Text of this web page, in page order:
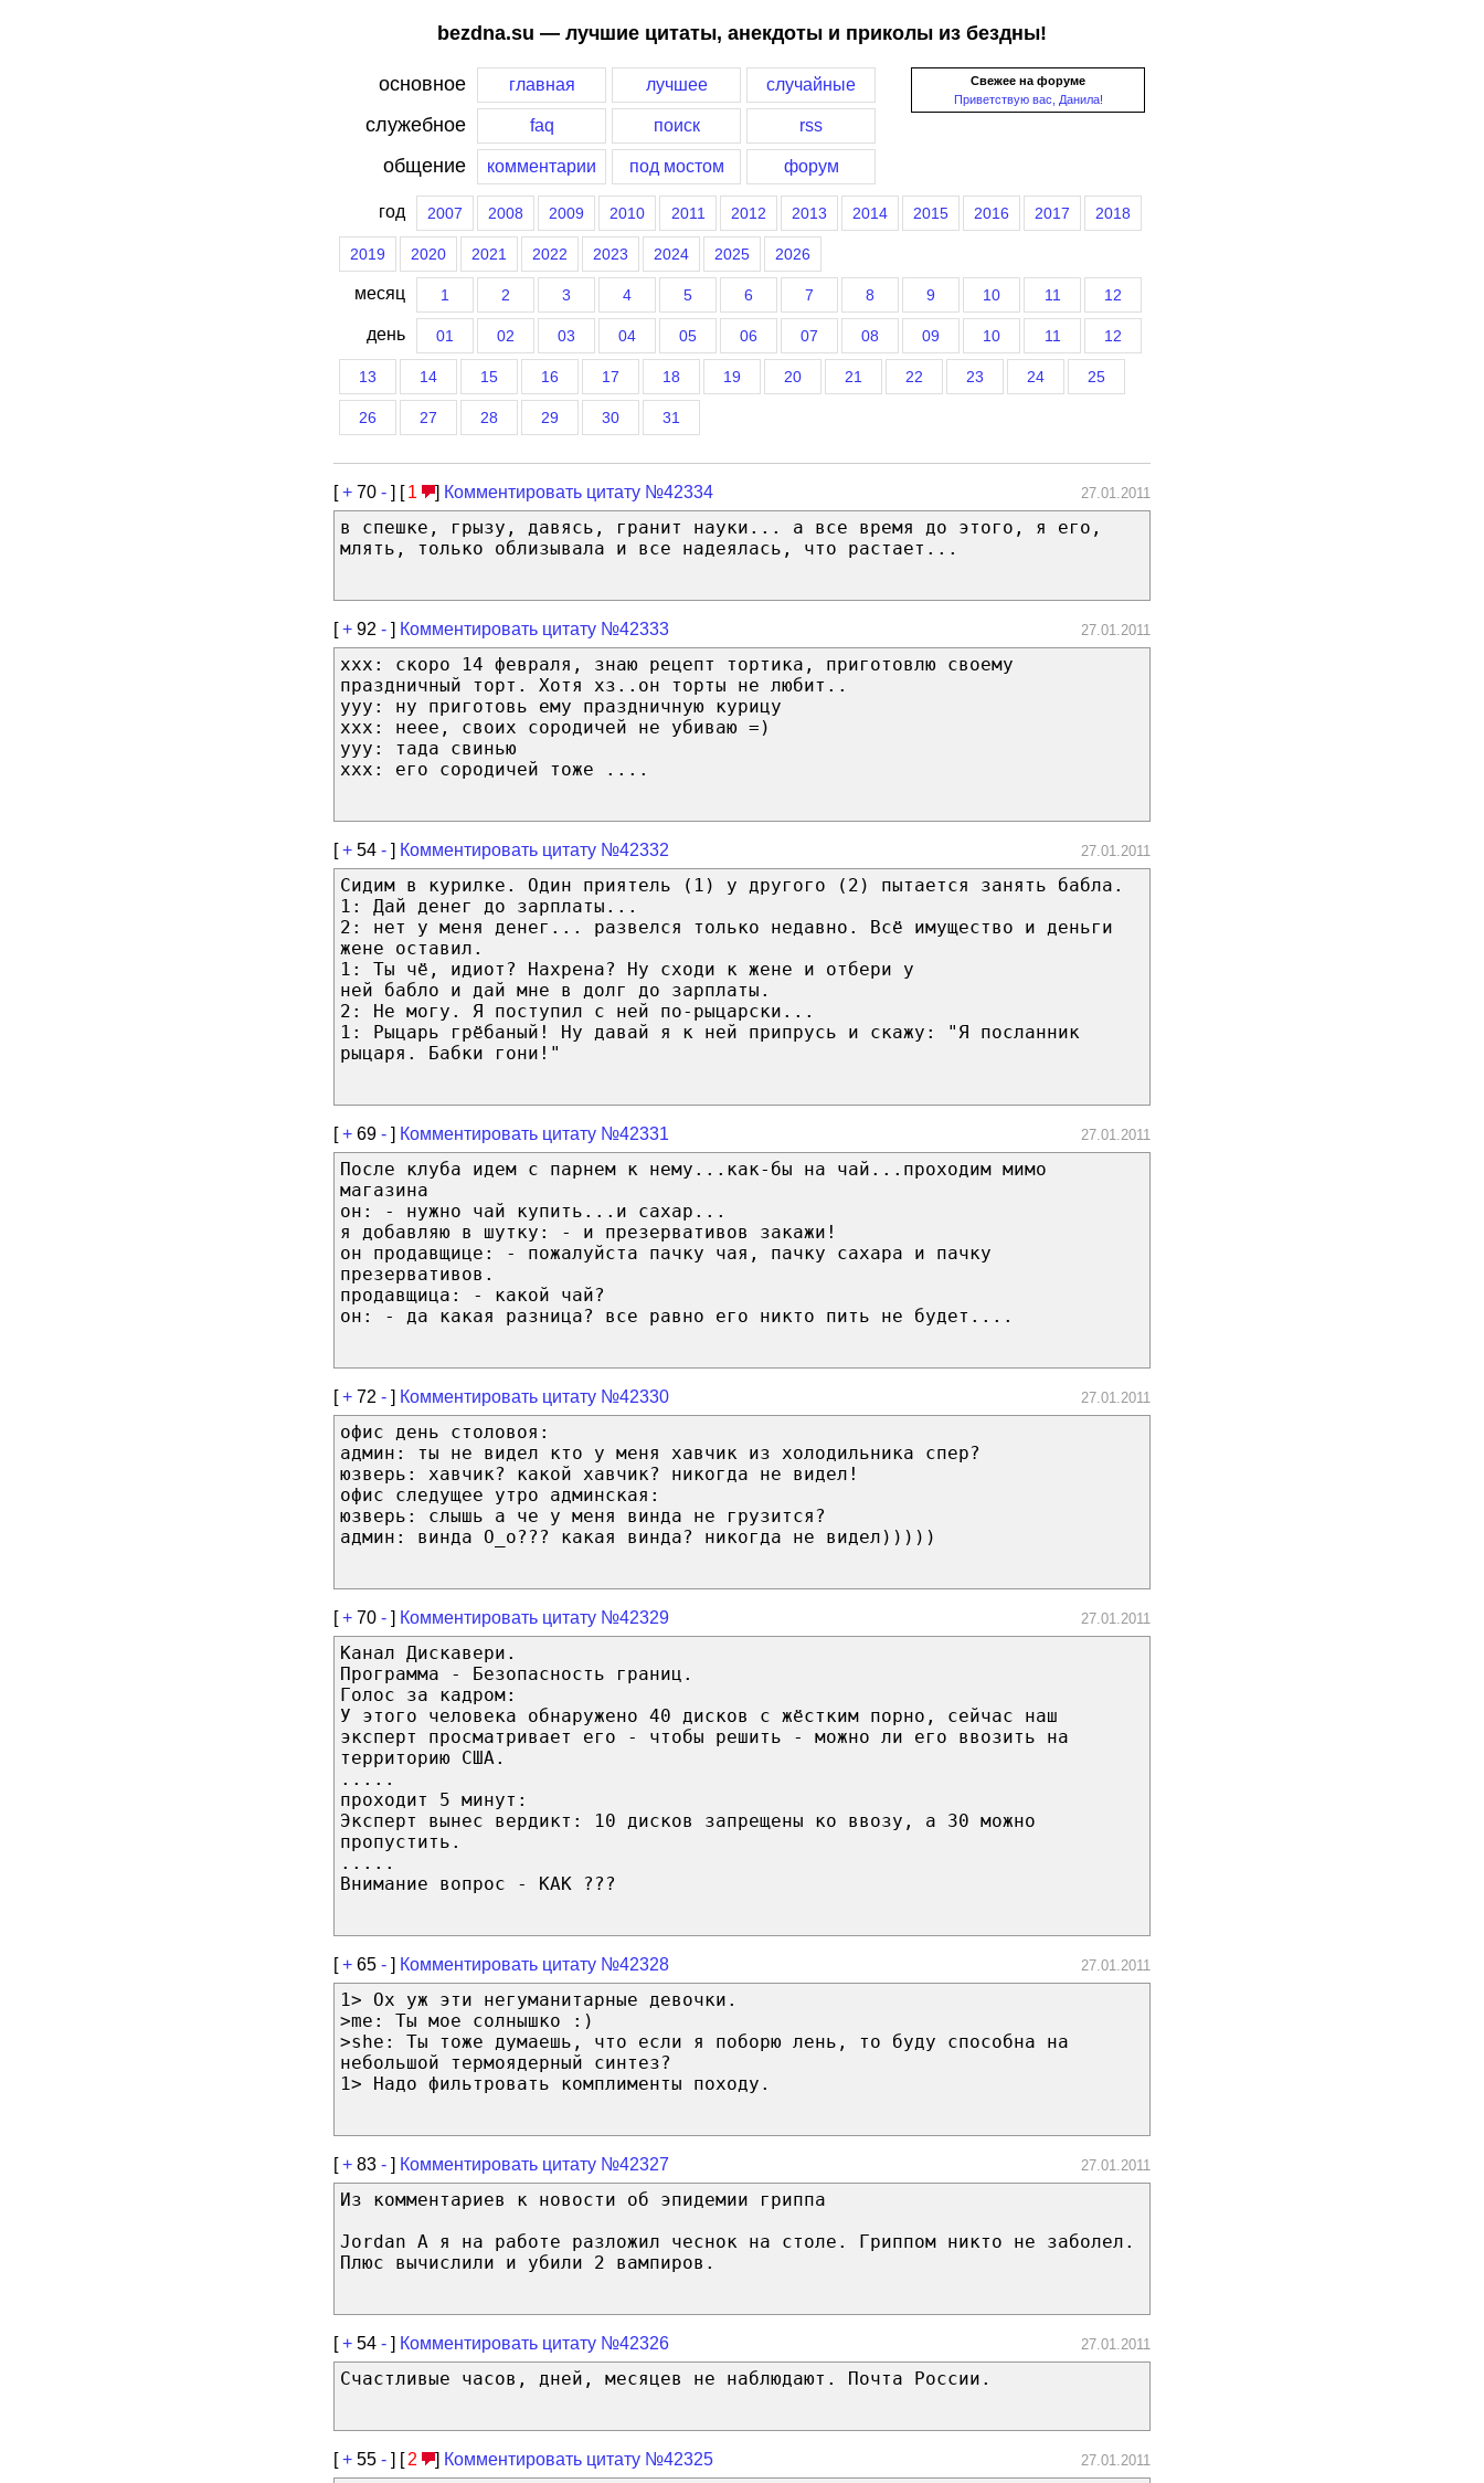
bezdna.su — лучшие цитаты, анекдоты и приколы из бездны!
Свежее на форуме
Приветствую вас, Данила!
основное главная лучшее случайные
служебное faq поиск rss
общение комментарии под мостом форум
год 2007 2008 2009 2010 2011 2012 2013 2014 2015 2016 2017 2018
2019 2020 2021 2022 2023 2024 2025 2026
месяц 1 2 3 4 5 6 7 8 9 10 11 12
день 01 02 03 04 05 06 07 08 09 10 11 12
13 14 15 16 17 18 19 20 21 22 23 24 25
26 27 28 29 30 31
[+ 70 - ] [ 1 ] Комментировать цитату №42334 27.01.2011
в спешке, грызу, давясь, гранит науки... а все время до этого, я его,
млять, только облизывала и все надеялась, что растает...
[+ 92 - ] Комментировать цитату №42333 27.01.2011
xxx: скоро 14 февраля, знаю рецепт тортика, приготовлю своему
праздничный торт. Хотя хз..он торты не любит..
ууу: ну приготовь ему праздничную курицу
ххх: неее, своих сородичей не убиваю =)
ууу: тада свинью
ххх: его сородичей тоже ....
[+ 54 - ] Комментировать цитату №42332 27.01.2011
Сидим в курилке. Один приятель (1) у другого (2) пытается занять бабла.
1: Дай денег до зарплаты...
2: нет у меня денег... развелся только недавно. Всё имущество и деньги
жене оставил.
1: Ты чё, идиот? Нахрена? Ну сходи к жене и отбери у
ней бабло и дай мне в долг до зарплаты.
2: Не могу. Я поступил с ней по-рыцарски...
1: Рыцарь грёбаный! Ну давай я к ней припрусь и скажу: "Я посланник
рыцаря. Бабки гони!"
[+ 69 - ] Комментировать цитату №42331 27.01.2011
После клуба идем с парнем к нему...как-бы на чай...проходим мимо
магазина
он: - нужно чай купить...и сахар...
я добавляю в шутку: - и презервативов закажи!
он продавщице: - пожалуйста пачку чая, пачку сахара и пачку
презервативов.
продавщица: - какой чай?
он: - да какая разница? все равно его никто пить не будет....
[+ 72 - ] Комментировать цитату №42330 27.01.2011
офис день столовоя:
админ: ты не видел кто у меня хавчик из холодильника спер?
юзверь: хавчик? какой хавчик? никогда не видел!
офис следущее утро админская:
юзверь: слышь а че у меня винда не грузится?
админ: винда О_о??? какая винда? никогда не видел)))))
[+ 70 - ] Комментировать цитату №42329 27.01.2011
Канал Дискавери.
Программа - Безопасность границ.
Голос за кадром:
У этого человека обнаружено 40 дисков с жёстким порно, сейчас наш
эксперт просматривает его - чтобы решить - можно ли его ввозить на
территорию США.
.....
проходит 5 минут:
Эксперт вынес вердикт: 10 дисков запрещены ко ввозу, а 30 можно
пропустить.
.....
Внимание вопрос - КАК ???
[+ 65 - ] Комментировать цитату №42328 27.01.2011
1> Ох уж эти негуманитарные девочки.
>me: Ты мое солнышко :)
>she: Ты тоже думаешь, что если я поборю лень, то буду способна на
небольшой термоядерный синтез?
1> Надо фильтровать комплименты походу.
[+ 83 - ] Комментировать цитату №42327 27.01.2011
Из комментариев к новости об эпидемии гриппа
Jordan А я на работе разложил чеснок на столе. Гриппом никто не заболел.
Плюс вычислили и убили 2 вампиров.
[+ 54 - ] Комментировать цитату №42326 27.01.2011
Счастливые часов, дней, месяцев не наблюдают. Почта России.
[+ 55 - ] [ 2 ] Комментировать цитату №42325 27.01.2011